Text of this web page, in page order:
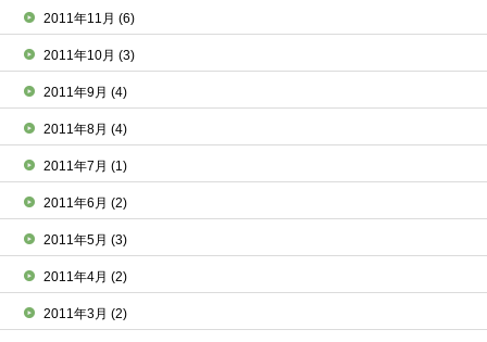
2011年11月(6)
2011年10月(3)
2011年9月(4)
2011年8月(4)
2011年7月(1)
2011年6月(2)
2011年5月(3)
2011年4月(2)
2011年3月(2)